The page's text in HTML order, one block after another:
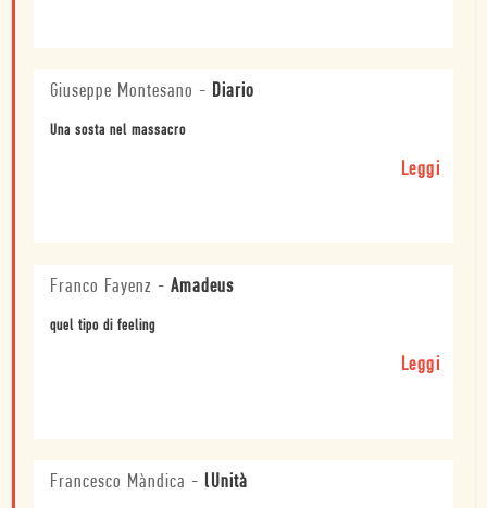
Giuseppe Montesano - Diario
Una sosta nel massacro
Leggi
Franco Fayenz - Amadeus
quel tipo di feeling
Leggi
Francesco Màndica - lUnità